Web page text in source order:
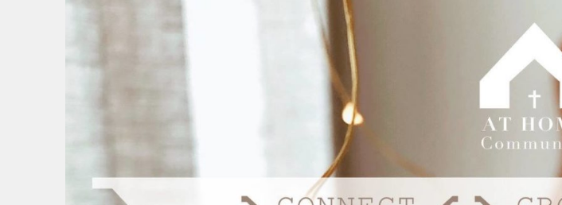
Spring
AT HOME COMMUNITY